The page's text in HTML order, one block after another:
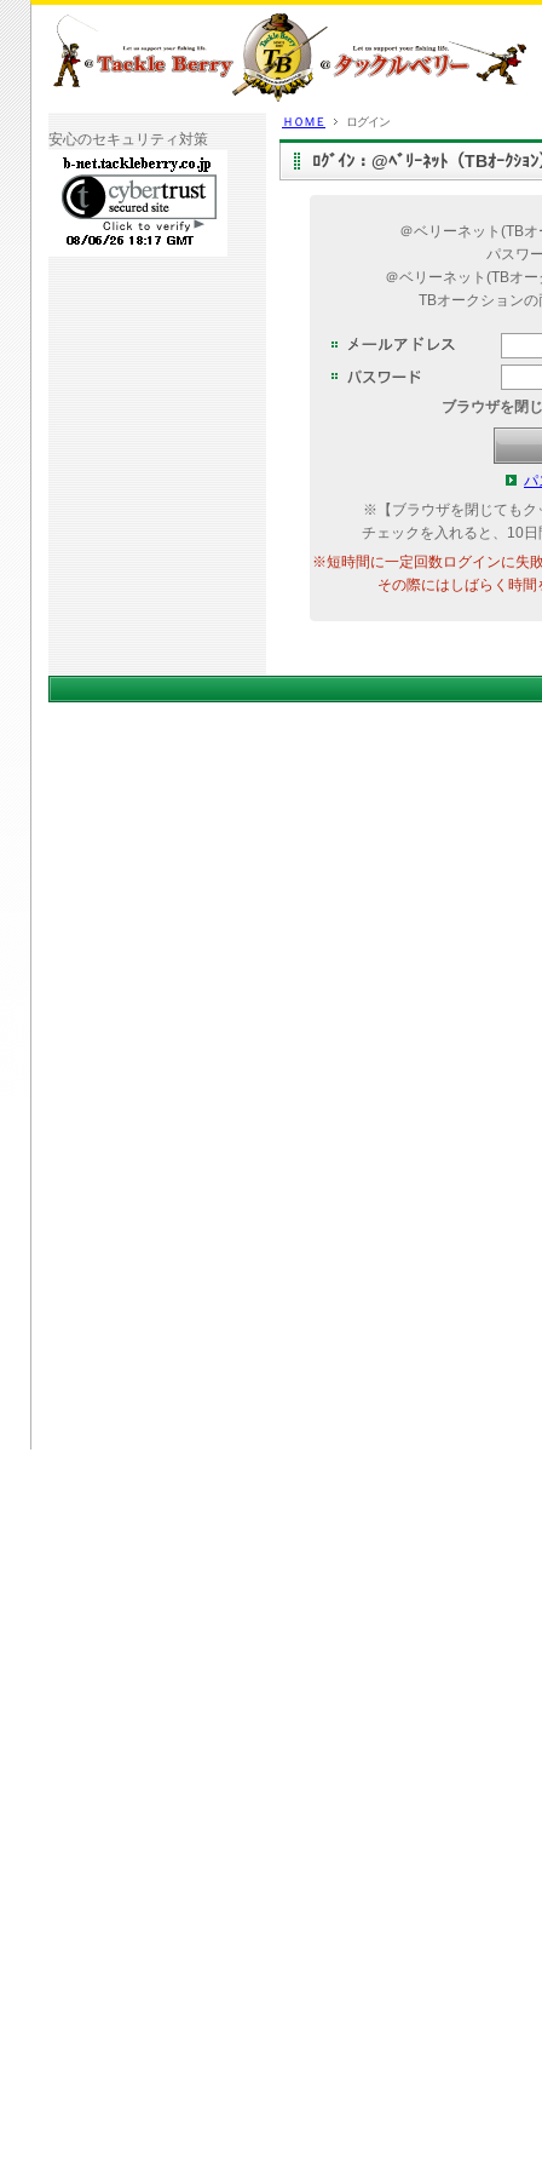
ＨＯＭＥ ログイン
ﾛｸﾞｲﾝ：@ﾍﾞﾘｰﾈｯﾄ（TBｵｰｸｼｮ
＠ベリーネット(TB
パスワ
＠ベリーネット(TBオ
TBオークション
パ
※【ブラウザを閉じてもク
チェックを入れると、10
※短時間に一定回数ログインに失
その際にはしばらく時
ブラウザを閉
安心のセキュリティ対策